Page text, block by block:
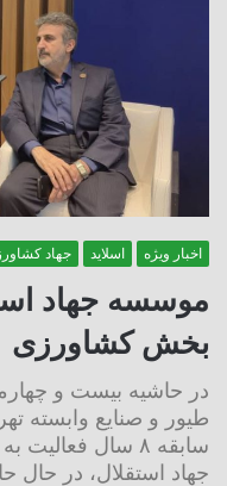
اخبار ویژه اسلاید جهاد
موسسه جهاد
بخش کشاورزی
در حاشیه بیست و
طیور و صنایع وابسته
سابقه ۸ سال
جهاد استقلال، در حال